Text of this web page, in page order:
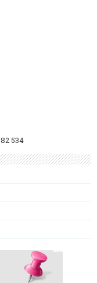
534